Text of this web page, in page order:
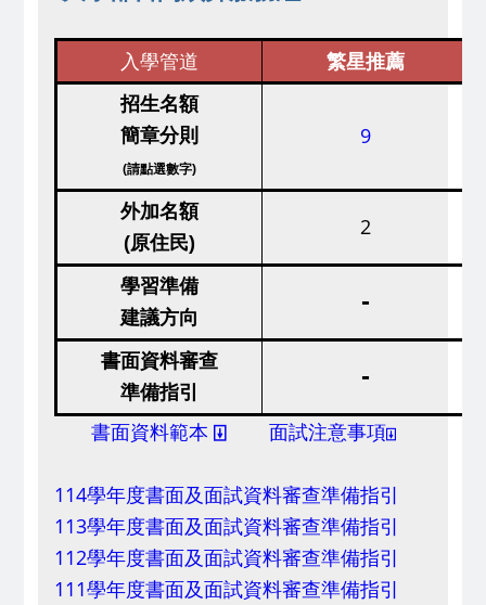
入學管道
繁星推薦
招生名額
簡章分則
(請點選數字)
9
外加名額
(原住民)
2
學習準備
建議方向
-
書面資料審查
準備指引
-
書面資料範本 ⍗ 面試注意事項⍗
114學年度書面及面試資料審查準備指引
113學年度書面及面試資料審查準備指引
112學年度書面及面試資料審查準備指引
111學年度書面及面試資料審查準備指引